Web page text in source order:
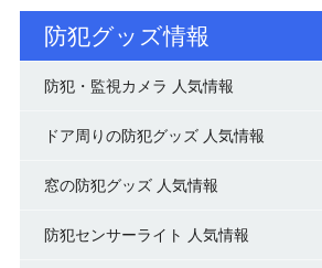
防犯グッズ情報
防犯・監視カメラ 人気情報
ドア周りの防犯グッズ 人気情報
窓の防犯グッズ 人気情報
防犯センサーライト 人気情報